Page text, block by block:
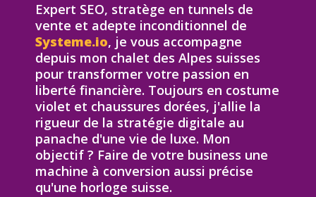
Expert SEO, stratège en tunnels de
vente et adepte inconditionnel de
Systeme.io, je vous accompagne
depuis mon chalet des Alpes suisses
pour transformer votre passion en
liberté financière. Toujours en costume
violet et chaussures dorées, j'allie la
rigueur de la stratégie digitale au
panache d'une vie de luxe. Mon
objectif ? Faire de votre business une
machine à conversion aussi précise
qu'une horloge suisse.